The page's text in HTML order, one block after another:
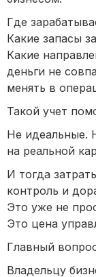
Где
Какие запасы
Какие
деньги не
менять в
Такой учет
Не идеальные.
на реальной
И тогда
контроль и
Это уже не
Это цена
Главный
Владельцу